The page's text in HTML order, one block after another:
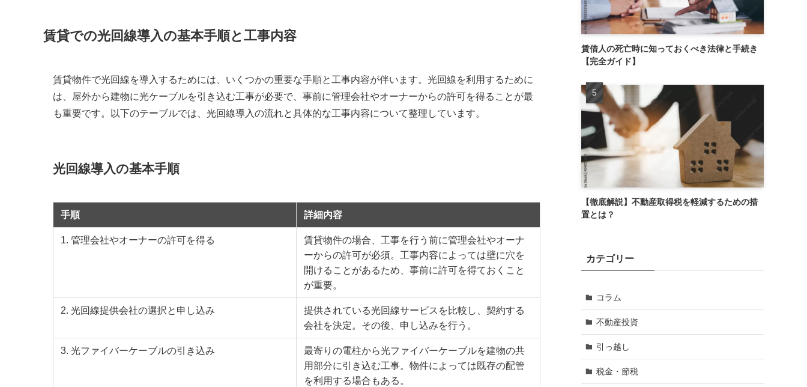
賃貸での光回線導入の基本手順と工事内容
賃貸物件で光回線を導入するためには、いくつかの重要な手順と工事内容が伴います。光回線を利用するために
は、屋外から建物に光ケーブルを引き込む工事が必要で、事前に管理会社やオーナーからの許可を得ることが最
も重要です。以下のテーブルでは、光回線導入の流れと具体的な工事内容について整理しています。
光回線導入の基本手順
手順 詳細内容
1. 管理会社やオーナーの許可を得る
賃貸物件の場合、工事を行う前に管理会社やオーナ
ーからの許可が必須。工事内容によっては壁に穴を
開けることがあるため、事前に許可を得ておくこと
が重要。
2. 光回線提供会社の選択と申し込み
提供されている光回線サービスを比較し、契約する
会社を決定。その後、申し込みを行う。
3. 光ファイバーケーブルの引き込み
最寄りの電柱から光ファイバーケーブルを建物の共
用部分に引き込む工事。物件によっては既存の配管
を利用する場合もある。
賃借人の死亡時に知っておくべき法律と手続き
【完全ガイド】
【徹底解説】不動産取得税を軽減するための措
置とは？
カテゴリー
コラム
不動産投資
引っ越し
税金・節税